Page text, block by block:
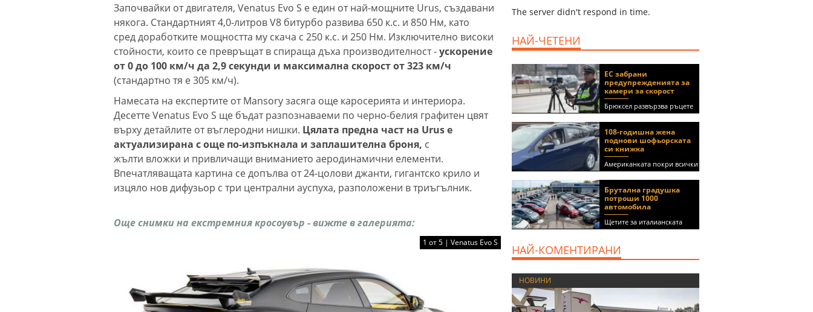
Започвайки от двигателя, Venatus Evo S е един от най-мощните Urus, създавани
някога. Стандартният 4,0-литров V8 битурбо развива 650 к.с. и 850 Нм, като
сред доработките мощността му скача с 250 к.с. и 250 Нм. Изключително високи
стойности, които се превръщат в спираща дъха производителност -ускорение
от 0 до 100 км/ч да 2,9 секунди и максимална скорост от 323 км/ч
(стандартно тя е 305 км/ч).
Намесата на експертите от Mansory засяга още каросерията и интериора.
Десетте Venatus Evo S ще бъдат разпознаваеми по черно-белия графитен цвят
върху детайлите от въглеродни нишки. Цялата предна част на Urus е
актуализирана с още по-изпъкнала и заплашителна броня, с
жълти вложки и привличащи вниманието аеродинамични елементи.
Впечатляващата картина се допълва от 24-цолови джанти, гигантско крило и
изцяло нов дифузьор с три централни ауспуха, разположени в триъгълник.
Още снимки на екстремния кросоувър - вижте в галерията:
1 от 5 | Venatus Evo S
The server didn't respond in time.
НАЙ-ЧЕТЕНИ
ЕС забрани
предупрежденията за
камери за скорост
Брюксел развързва ръцете
на правителствата за
спиране на функции в
приложения като Waze и
Google Maps
108-годишна жена
поднови шофьорската
си книжка
Американката покри всички
медицински изисквания, за
да получи документа
(ВИДЕО)
Брутална градушка
потроши 1000
автомобила
Щетите за италианската
автокъща се оценяват на 5
НАЙ-КОМЕНТИРАНИ
НОВИНИ